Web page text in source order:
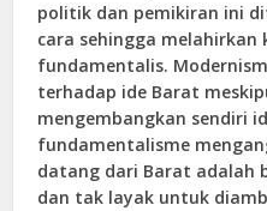
politik dan pemikiran ini
cara sehingga melahirkan
fundamentalis.
terhadap ide Barat
mengembangkan sendiri
fundamentalisme
datang dari Barat adalah
dan tak layak untuk